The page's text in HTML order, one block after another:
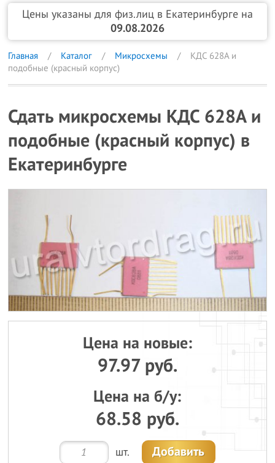
Продажа металлов FAQ Контакты
Цены указаны для физ.лиц в Екатеринбурге на
09.08.2026
Главная Каталог Микросхемы
КДС 628А и
подобные (красный корпус)
Сдать микросхемы КДС 628А и
подобные (красный корпус) в
Екатеринбурге
Цена на новые:
97.97 руб.
Цена на б/у:
68.58 руб.
шт. Добавить